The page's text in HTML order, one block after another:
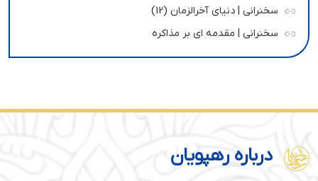
سخنرانی | دنیای آخرالزمان (12)
سخنرانی | مقدمه ای بر مذاکره
درباره رهپویان